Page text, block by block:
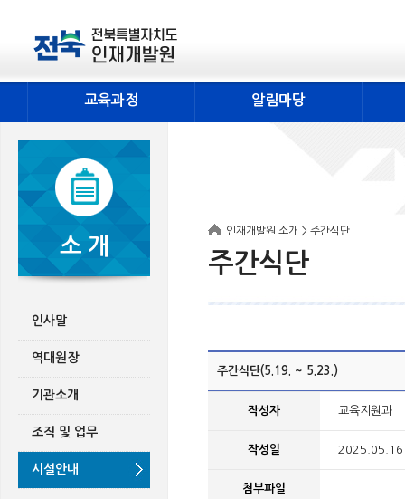
교육과정 알림마당
소 개
인사말
역대원장
기관소개
조직 및 업무
시설안내
인재개발원 소개 > 주간식단
주간식단
주간식단(5.19. ~ 5.23.)
작성자 교육지원과
작성일 2025.05.16
첨부파일